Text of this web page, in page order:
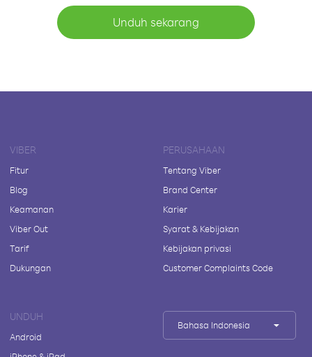
Unduh sekarang
VIBER
Fitur
Blog
Keamanan
Viber Out
Tarif
Dukungan
PERUSAHAAN
Tentang Viber
Brand Center
Karier
Syarat & Kebijakan
Kebijakan privasi
Customer Complaints Code
UNDUH
Android
Bahasa Indonesia